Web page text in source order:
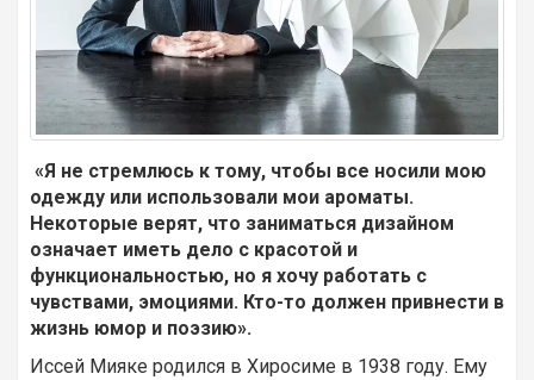
«Я не стремлюсь к тому, чтобы все носили мою
одежду или использовали мои ароматы.
Некоторые верят, что заниматься дизайном
означает иметь дело с красотой и
функциональностью, но я хочу работать с
чувствами, эмоциями. Кто-то должен привнести в
жизнь юмор и поэзию».
Иссей Мияке родился в Хиросиме в 1938 году. Ему